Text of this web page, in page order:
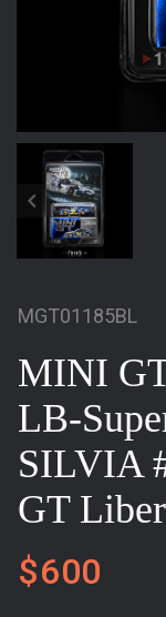
MGT01185BL
MINI
LB-
SILVIA
GT
$600